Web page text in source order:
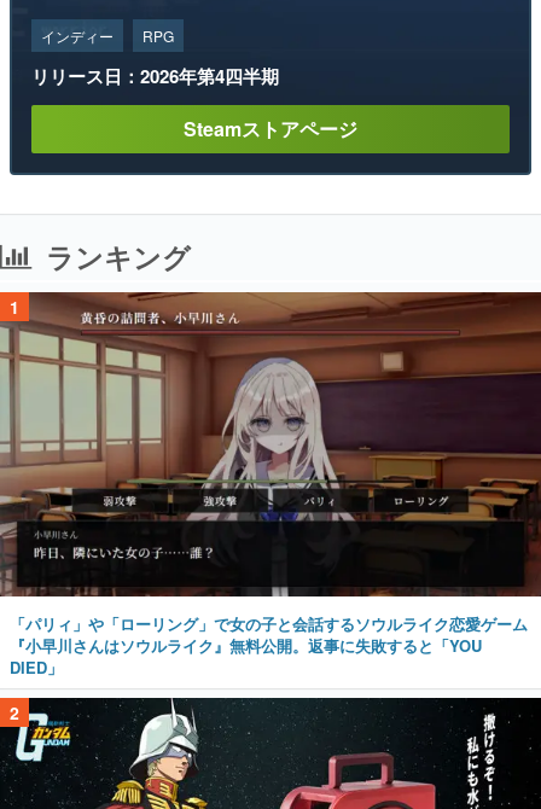
インディー RPG
リリース日：2026年第4四半期
Steamストアページ
ランキング
1
「パリィ」や「ローリング」で女の子と会話するソウルライク恋愛ゲーム
『小早川さんはソウルライク』無料公開。返事に失敗すると「YOU
DIED」
2